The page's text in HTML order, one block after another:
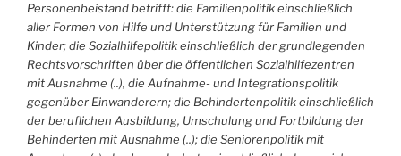
Personenbeistand betrifft: die Familienpolitik einschließlich
aller Formen von Hilfe und Unterstützung für Familien und
Kinder; die Sozialhilfepolitik einschließlich der grundlegenden
Rechtsvorschriften über die öffentlichen Sozialhilfezentren
mit Ausnahme (..), die Aufnahme- und Integrationspolitik
gegenüber Einwanderern; die Behindertenpolitik einschließlich
der beruflichen Ausbildung, Umschulung und Fortbildung der
Behinderten mit Ausnahme (..); die Seniorenpolitik mit